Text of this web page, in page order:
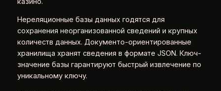
Нереляционные базы данных годятся для
сохранения неорганизованной сведений и крупных
количеств данных. Документо-ориентированные
хранилища хранят сведения в формате JSON. Ключ-
значение базы гарантируют быстрый извлечение по
уникальному ключу.